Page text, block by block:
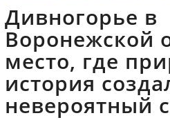
Дивногорье в
Воронежской
место, где
история
невероятный